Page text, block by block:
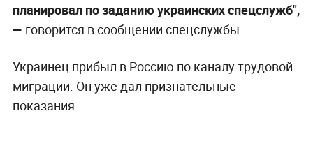
планировал по заданию украинских спецслужб",
— говорится в сообщении спецслужбы.
Украинец прибыл в Россию по каналу трудовой
миграции. Он уже дал признательные
показания.